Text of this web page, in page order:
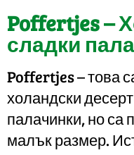
Poffertjes –
сладки
Poffertjes – това
холандски
палачинки, но са
малък размер.